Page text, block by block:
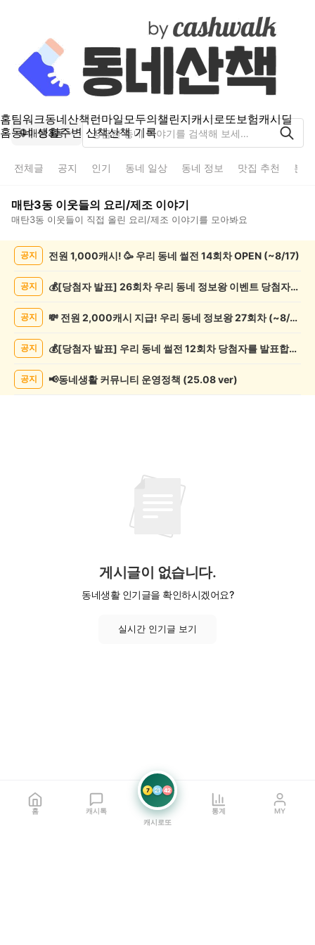
홈팀워크동네산책런마일모두의챌린지캐시로또보험캐시딜
홈동네 생활주변 산책산책 기록
매탄3동
전체글 공지 인기 동네 일상 동네 정보 맛집 추천 분
매탄3동 이웃들의 요리/제조 이야기
매탄3동 이웃들이 직접 올린 요리/제조 이야기를 모아봐요
리/
목
공지 전원 1,000캐시! 🥳 우리 동네 썰전 14회차 OPEN (~8/17)
공지 💰[당첨자 발표] 26회차 우리 동네 정보왕 이벤트 당첨자를 발표합니다!
공지 💸 전원 2,000캐시 지급! 우리 동네 정보왕 27회차 (~8/10)
공지 💰[당첨자 발표] 우리 동네 썰전 12회차 당첨자를 발표합니다!
공지 📢동네생활 커뮤니티 운영정책 (25.08 ver)
게시글이 없습니다.
동네생활 인기글을 확인하시겠어요?
실시간 인기글 보기
홈 캐시톡
7 21 42
캐시로또
통계 MY